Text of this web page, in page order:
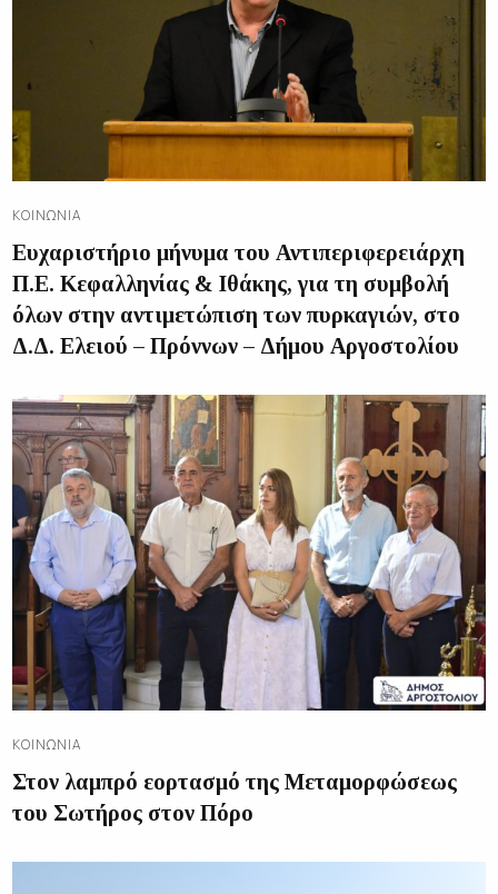
ΚΟΙΝΩΝΊΑ
Ευχαριστήριο μήνυμα του Αντιπεριφερειάρχη
Π.Ε. Κεφαλληνίας & Ιθάκης, για τη συμβολή
όλων στην αντιμετώπιση των πυρκαγιών, στο
Δ.Δ. Ελειού – Πρόννων – Δήμου Αργοστολίου
ΚΟΙΝΩΝΊΑ
Στον λαμπρό εορτασμό της Μεταμορφώσεως
του Σωτήρος στον Πόρο